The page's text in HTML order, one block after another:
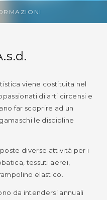
viene costituita nel
di arti circensi e
far scoprire ad un
le discipline
diverse attività per i
tessuti aerei,
elastico.
da intendersi annuali